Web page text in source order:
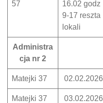
57
16.02 godz
9-17 reszta
lokali
Administra
cja nr 2
Matejki 37 02.02.2026
Matejki 37 03.02.2026